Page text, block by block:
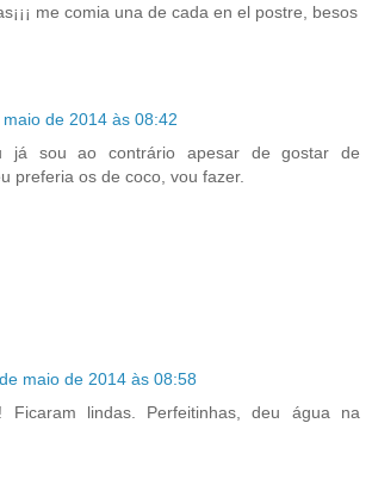
me comia una de cada en el postre, besos
maio de 2014 às 08:42
já sou ao contrário apesar de gostar de
preferia os de coco, vou fazer.
maio de 2014 às 08:58
Ficaram lindas. Perfeitinhas, deu água na